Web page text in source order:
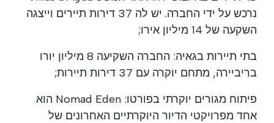
נרכש על ידי החברה. יש לה 37 דירות תיירים וייצגה
השקעה של 14 מיליון אירו;
בתי תיירות בגאיה: החברה השקיעה 8 מיליון יורו
בריביירה, מתחם יוקרה עם 37 דירות תיירות;
פיתוח מגורים יוקרתי בפורטו: Nomad Eden הוא
אחד מפרויקטי הדיור היוקרתיים האחרונים של